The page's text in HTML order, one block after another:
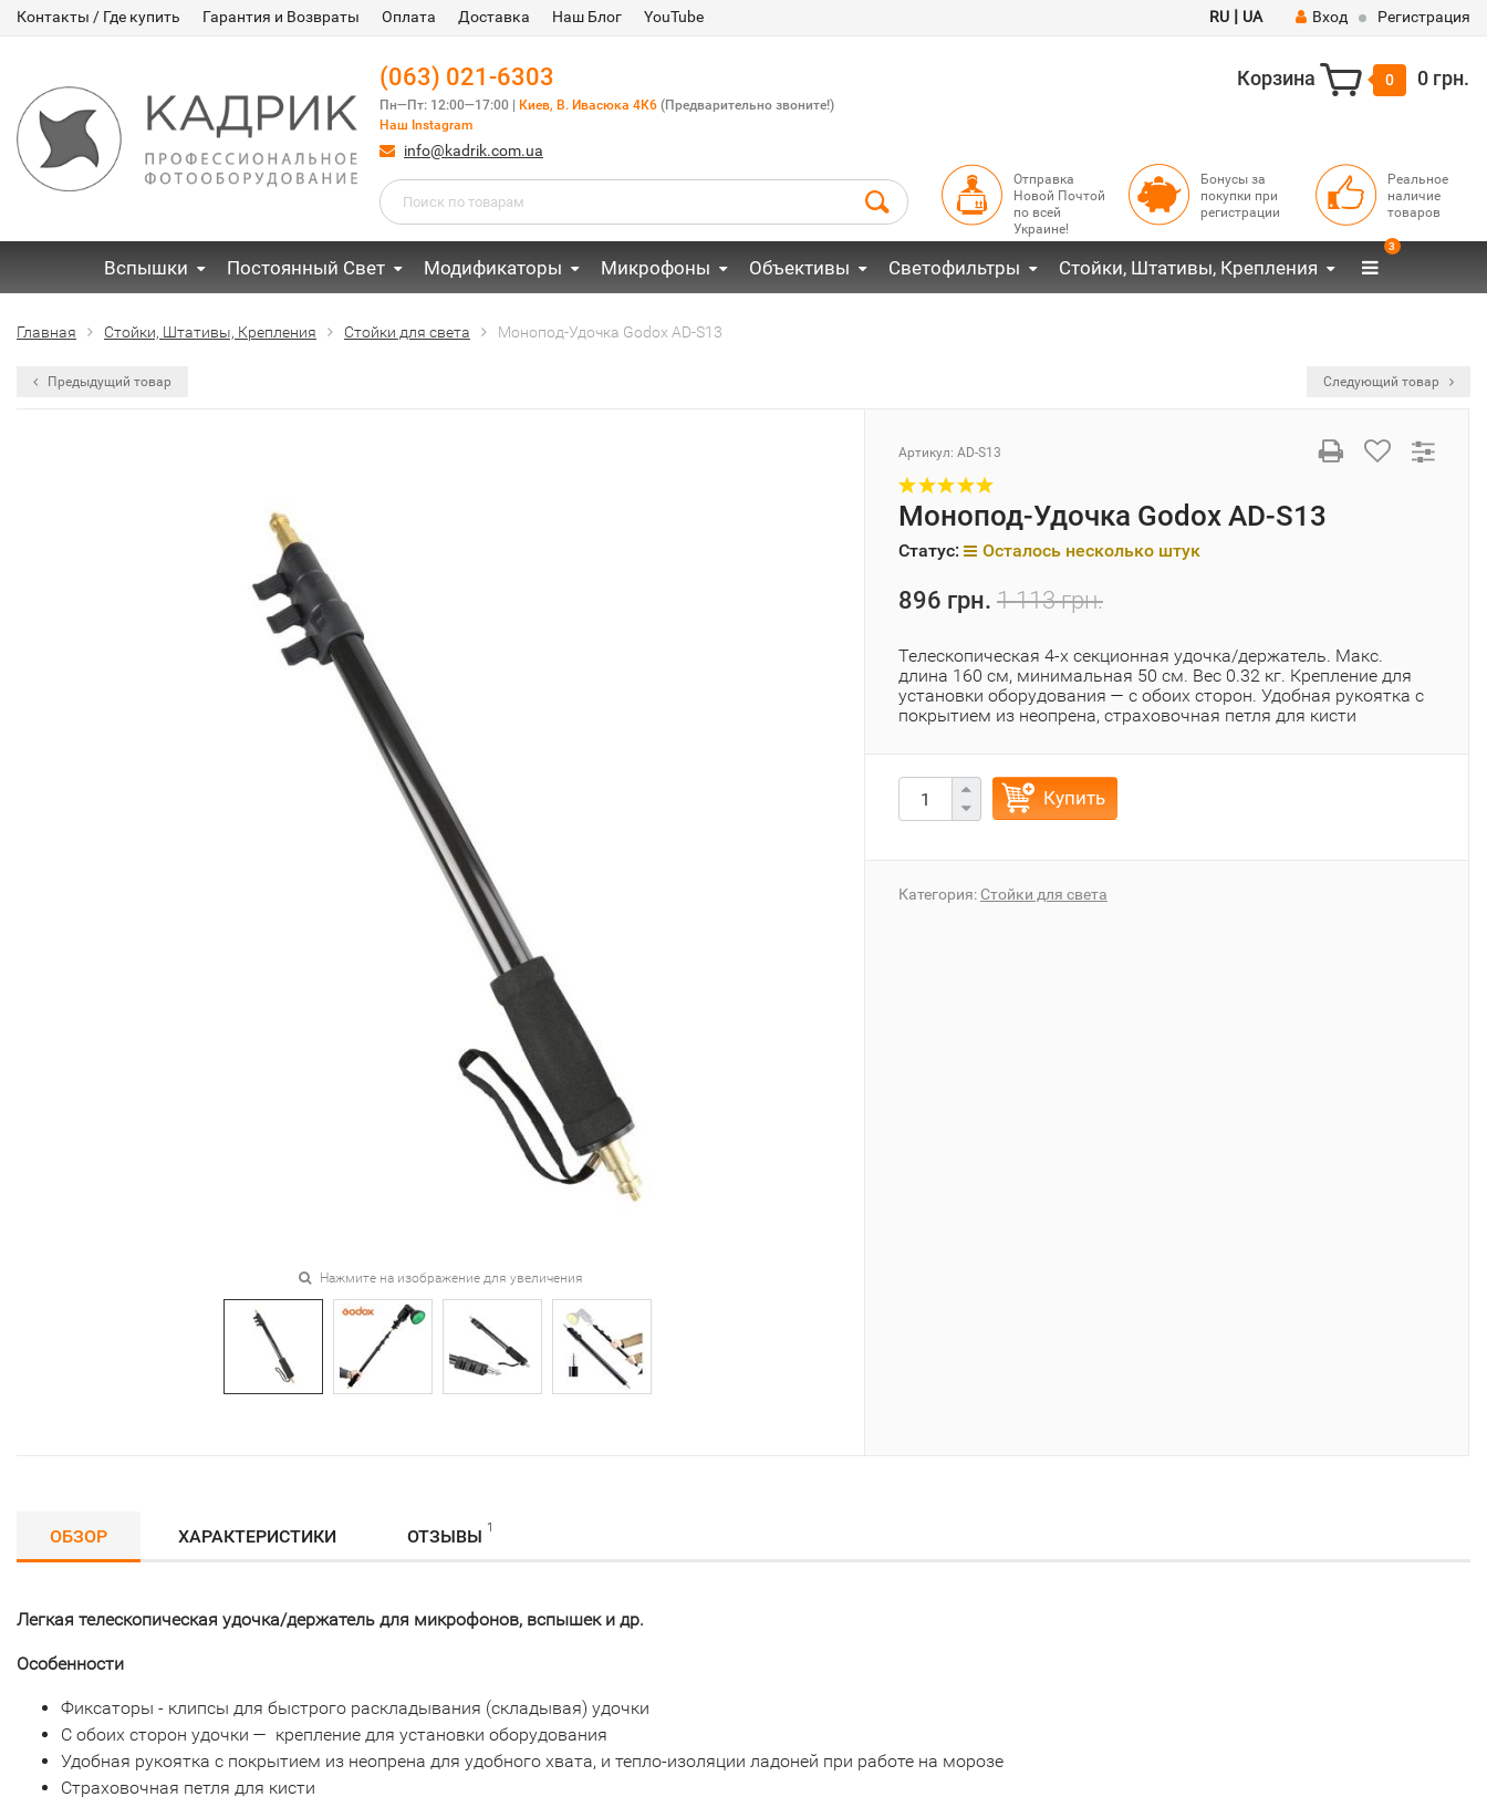
Контакты / Где купить Гарантия и Возвраты Оплата Доставка Наш Блог YouTube RU | UA Вход Регистрация
(063) 021-6303
Пн—Пт: 12:00—17:00 | Киев, В. Ивасюка 4К6 (Предварительно звоните!)
Наш Instagram
info@kadrik.com.ua
Корзина 0 0 грн.
Отправка
Новой Почтой
по всей
Украине!
Бонусы за
покупки при
регистрации
Реальное
наличие
товаров
Вспышки Постоянный Свет Модификаторы Микрофоны Объективы Светофильтры Стойки, Штативы, Крепления
3
Главная Стойки, Штативы, Крепления Стойки для света Монопод-Удочка Godox AD-S13
Предыдущий товар Следующий товар
Нажмите на изображение для увеличения
Артикул: AD-S13
Монопод-Удочка Godox AD-S13
Статус: Осталось несколько штук
896 грн. 1 113 грн.
Телескопическая 4-х секционная удочка/держатель. Макс.
длина 160 см, минимальная 50 см. Вес 0.32 кг. Крепление для
установки оборудования — с обоих сторон. Удобная рукоятка с
покрытием из неопрена, страховочная петля для кисти
Купить
Категория: Стойки для света
ОБЗОР ХАРАКТЕРИСТИКИ ОТЗЫВЫ 1
Легкая телескопическая удочка/держатель для микрофонов, вспышек и др.
Особенности
Фиксаторы - клипсы для быстрого раскладывания (складывая) удочки
С обоих сторон удочки — крепление для установки оборудования
Удобная рукоятка с покрытием из неопрена для удобного хвата, и тепло-изоляции ладоней при работе на морозе
Страховочная петля для кисти